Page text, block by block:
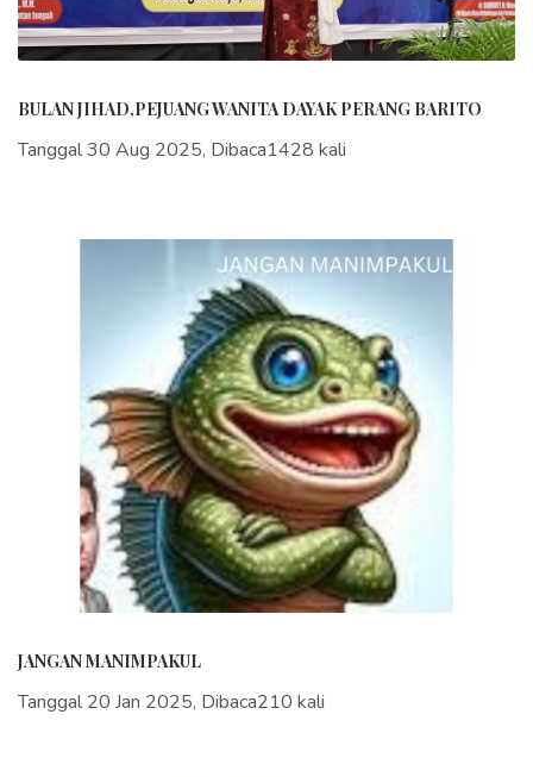
BULAN JIHAD,PEJUANG WANITA DAYAK PERANG BARITO
Tanggal 30 Aug 2025, Dibaca1428 kali
JANGAN MANIMPAKUL
Tanggal 20 Jan 2025, Dibaca210 kali